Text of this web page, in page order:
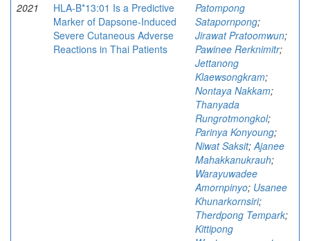
2021
HLA-B*13:01 Is a Predictive
Marker of Dapsone-Induced
Severe Cutaneous Adverse
Reactions in Thai Patients
Patompong
Satapornpong;
Jirawat Pratoomwun;
Pawinee Rerknimitr;
Jettanong
Klaewsongkram;
Nontaya Nakkam;
Thanyada
Rungrotmongkol;
Parinya Konyoung;
Niwat Saksit;Ajanee
Mahakkanukrauh;
Warayuwadee
Amornpinyo; Usanee
Khunarkornsiri;
Therdpong Tempark;
Kittipong